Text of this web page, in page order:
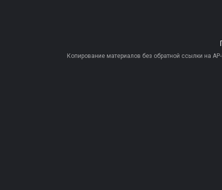
Копирование материалов без обратной ссылки на